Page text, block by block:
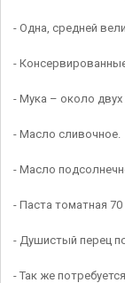
- Одна, средней
-
- Мука – около
- Масло сливочное.
- Масло
- Паста томатная
- Душистый перец
- Так же